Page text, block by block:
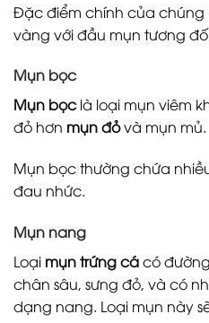
Đặc điểm chính của
vàng với đầu mụn tương
Mụn bọc
Mụn bọclà loại mụn viêm
đỏ hơn mụn đỏvà mụn mủ.
Mụn bọc thường chứa
đau nhức.
Mụn nang
Loại mụn trứng cácó
chân sâu, sưng đỏ, và có
dạng nang. Loại mụn này